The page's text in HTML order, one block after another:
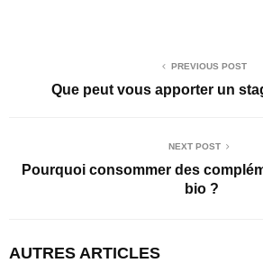
PREVIOUS POST
Que peut vous apporter un
NEXT POST
Pourquoi consommer des
bio ?
AUTRES ARTICLES